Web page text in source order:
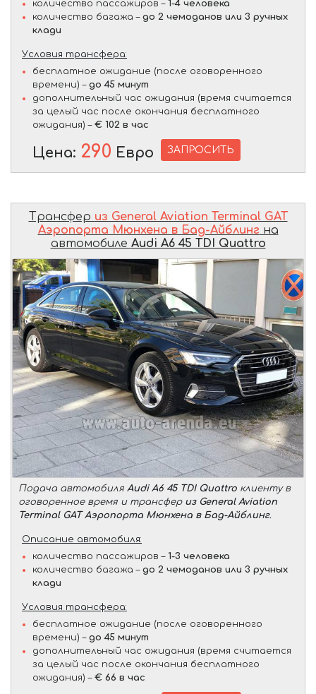
количество пассажиров – 1-4 человека
количество багажа – до 2 чемоданов или 3 ручных
клади
Условия трансфера:
бесплатное ожидание (после оговоренного
времени) – до 45 минут
дополнительный час ожидания (время считается
за целый час после окончания бесплатного
ожидания) – € 102 в час
Цена: 290 Евро ЗАПРОСИТЬ
Трансфер из General Aviation Terminal GAT
Аэропорта Мюнхена в Бад-Айблинг на
автомобиле Audi A6 45 TDI Quattro
Подача автомобиля Audi A6 45 TDI Quattro клиенту в
оговоренное время и трансфер из General Aviation
Terminal GAT Аэропорта Мюнхена в Бад-Айблинг.
Описание автомобиля:
количество пассажиров – 1-3 человека
количество багажа – до 2 чемоданов или 3 ручных
клади
Условия трансфера:
бесплатное ожидание (после оговоренного
времени) – до 45 минут
дополнительный час ожидания (время считается
за целый час после окончания бесплатного
ожидания) – € 66 в час